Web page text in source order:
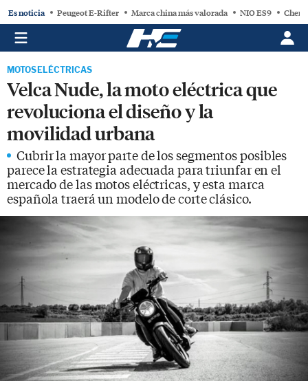
Es noticia Peugeot E-Rifter Marca china más valorada NIO ES9 Chery
MOTOS ELÉCTRICAS
Velca Nude, la moto eléctrica que
revoluciona el diseño y la
movilidad urbana
Cubrir la mayor parte de los segmentos posibles
parece la estrategia adecuada para triunfar en el
mercado de las motos eléctricas, y esta marca
española traerá un modelo de corte clásico.